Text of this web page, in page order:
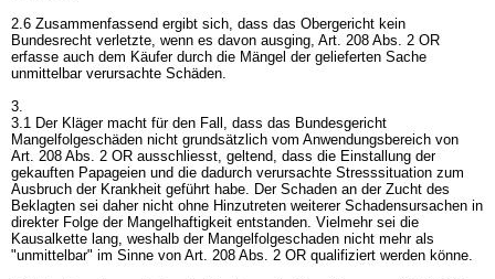
2.6 Zusammenfassend ergibt sich, dass das Obergericht kein
Bundesrecht verletzte, wenn es davon ausging, Art. 208 Abs. 2 OR
erfasse auch dem Käufer durch die Mängel der gelieferten Sache
unmittelbar verursachte Schäden.
3.
3.1 Der Kläger macht für den Fall, dass das Bundesgericht
Mangelfolgeschäden nicht grundsätzlich vom Anwendungsbereich von
Art. 208 Abs. 2 OR ausschliesst, geltend, dass die Einstallung der
gekauften Papageien und die dadurch verursachte Stresssituation zum
Ausbruch der Krankheit geführt habe. Der Schaden an der Zucht des
Beklagten sei daher nicht ohne Hinzutreten weiterer Schadensursachen in
direkter Folge der Mangelhaftigkeit entstanden. Vielmehr sei die
Kausalkette lang, weshalb der Mangelfolgeschaden nicht mehr als
"unmittelbar" im Sinne von Art. 208 Abs. 2 OR qualifiziert werden könne.